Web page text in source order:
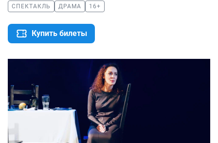
СПЕКТАКЛЬ ДРАМА 16+
Купить билеты